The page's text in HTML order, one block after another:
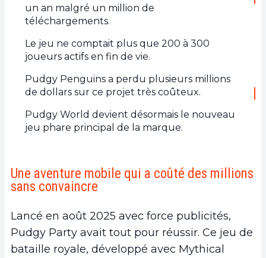
un an malgré un million de
téléchargements.
Le jeu ne comptait plus que 200 à 300
joueurs actifs en fin de vie.
Pudgy Penguins a perdu plusieurs millions
de dollars sur ce projet très coûteux.
Pudgy World devient désormais le nouveau
jeu phare principal de la marque.
Une aventure mobile qui a coûté des millions
sans convaincre
Lancé en août 2025 avec force publicités,
Pudgy Party avait tout pour réussir. Ce jeu de
bataille royale, développé avec Mythical